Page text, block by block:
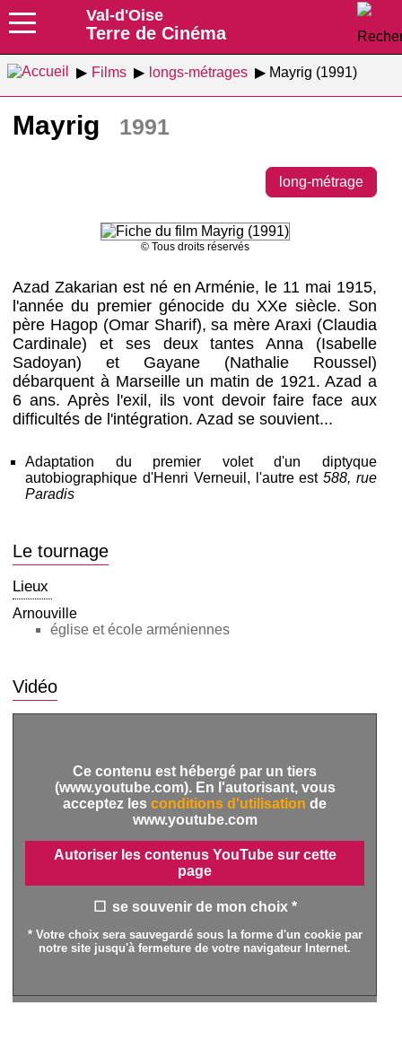
Val-d'Oise
Terre de Cinéma
Films longs-métrages Mayrig (1991)
Mayrig 1991
long-métrage
© Tous droits réservés
Azad Zakarian est né en Arménie, le 11 mai 1915,
l'année du premier génocide du XXe siècle. Son
père Hagop (Omar Sharif), sa mère Araxi (Claudia
Cardinale) et ses deux tantes Anna (Isabelle
Sadoyan) et Gayane (Nathalie Roussel)
débarquent à Marseille un matin de 1921. Azad a
6 ans. Après l'exil, ils vont devoir faire face aux
difficultés de l'intégration. Azad se souvient...
Adaptation du premier volet d'un diptyque
autobiographique d'Henri Verneuil, l'autre est588, rue
Paradis
Le tournage
Lieux
Arnouville
église et école arméniennes
Vidéo
Ce contenu est hébergé par un tiers
(www.youtube.com). En l'autorisant, vous
acceptez les conditions d'utilisation de
www.youtube.com
Autoriser les contenus YouTube sur cette
page
se souvenir de mon choix *
* Votre choix sera sauvegardé sous la forme d'un cookie par
notre site jusqu'à fermeture de votre navigateur Internet.